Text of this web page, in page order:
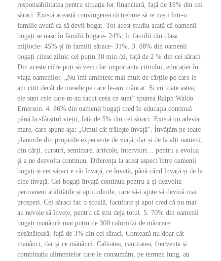
responsabilitatea pentru situaţia lor financiară, faţă de 18% din cei
săraci. Există această convingerea că trebuie să te naști într-o
familie avută ca să devii bogat. Tot acest studiu arată că oamenii
bogați se nasc în familii bogate- 24%, în familii din clasa
mijlocie- 45% și în familii sărace- 31%. 3. 88% din oamenii
bogați citesc zilnic cel puțin 30 min./zi, față de 2 % din cei săraci.
Din aceste cifre poți să vezi clar importanța cititului, educației în
viața oamenilor. „Nu îmi amintesc mai mult de cărțile pe care le-
am citit decât de mesele pe care le-am mâncat. Și cu toate astea,
ele sunt cele care m-au facut ceea ce sunt” spunea Ralph Waldo
Emerson. 4. 86% din oamenii bogați cred în educația continuă
până la sfârșitul vieții, față de 5% din cei săraci. Există un adevăr
mare, care spune așa: „Omul cât trăiește învață”. Învățăm pe toate
planurile din propriile experiențe de viață, dar și de la alți oameni,
din cărți, cursuri, seminare, articole, interviuri… pentru a evolua
și a ne dezvolta continuu. Diferența la acest aspect între oamenii
bogați și cei săraci e cât învață, ce învață, până când învață și de la
cine învață. Cei bogați învață continuu pentru a-și dezvolta
permanent abilitățile și aptitudinile, care să-i ajute să devină mai
prosperi. Cei săraci fac o școală, facultate și apoi cred că nu mai
au nevoie să învețe, pentru că știu deja totul. 5. 70% din oamenii
bogați manâncă mai puțin de 300 calorii/zi de mâncare
nesănătoasă, față de 3% din cei săraci. Contează nu doar cât
manânci, dar și ce mănânci. Calitatea, cantitatea, frecvența și
combinația alimentelor care le consumăm, pe termen lung, au